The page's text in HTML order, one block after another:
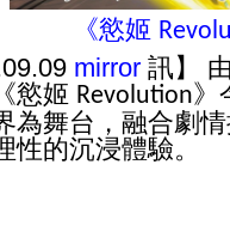
《慾姬
mirror 訊】
慾姬 Revolution》
為舞台，融合劇
性的沉浸體驗。